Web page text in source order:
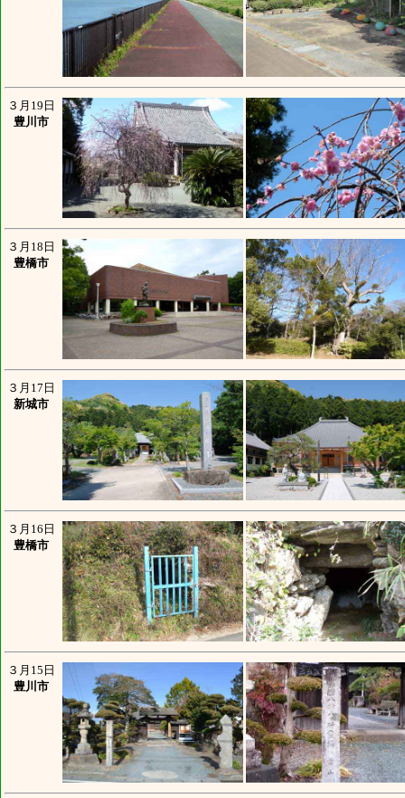
３月19日
豊川市
３月18日
豊橋市
３月17日
新城市
３月16日
豊橋市
３月15日
豊川市